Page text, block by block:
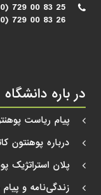
729 00 83 25
729 00 83 26
در باره دانشگاه
پیام ریاست
درباره پوهنتون
پلان استراتژیک
زندگی‌نامه و